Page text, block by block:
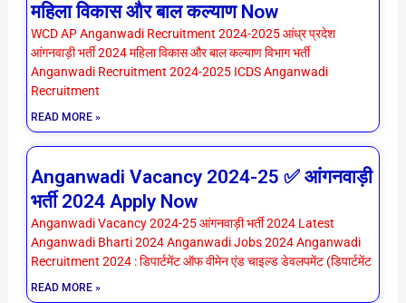
महिला विकास और बाल कल्याण Now
WCD AP Anganwadi Recruitment 2024-2025 आंध्र प्रदेश
आंगनवाड़ी भर्ती 2024 महिला विकास और बाल कल्याण विभाग भर्ती
Anganwadi Recruitment 2024-2025 ICDS Anganwadi
Recruitment
READ MORE »
Anganwadi Vacancy 2024-25 ✅ आंगनवाड़ी
भर्ती 2024 Apply Now
Anganwadi Vacancy 2024-25 आंगनवाड़ी भर्ती 2024 Latest
Anganwadi Bharti 2024 Anganwadi Jobs 2024 Anganwadi
Recruitment 2024 : डिपार्टमेंट ऑफ वीमेन एंड चाइल्ड डेवलपमेंट (डिपार्टमेंट
READ MORE »